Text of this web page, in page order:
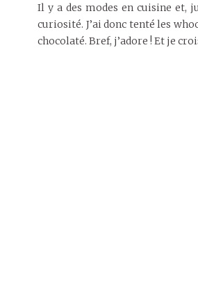
Il y a des modes en cuisine et,
curiosité. J’ai donc tenté les
chocolaté. Bref, j’adore ! Et je